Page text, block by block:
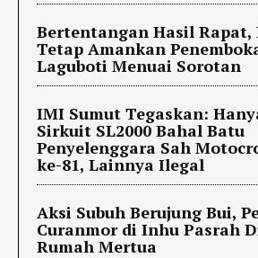
Bertentangan Hasil Rapat,
Tetap Amankan
Laguboti Menuai Sorotan
IMI Sumut Tegaskan:
Sirkuit SL2000 Bahal Batu
Penyelenggara Sah
ke-81, Lainnya Ilegal
Aksi Subuh Berujung Bui,
Curanmor di Inhu Pasrah
Rumah Mertua